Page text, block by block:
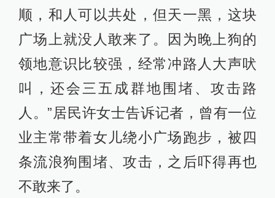
顺，和人可以共处，但天一黑，这块
广场上就没人敢来了。因为晚上狗的
领地意识比较强，经常冲路人大声吠
叫，还会三五成群地围堵、攻击路
人。”居民许女士告诉记者，曾有一位
业主常带着女儿绕小广场跑步，被四
条流浪狗围堵、攻击，之后吓得再也
不敢来了。